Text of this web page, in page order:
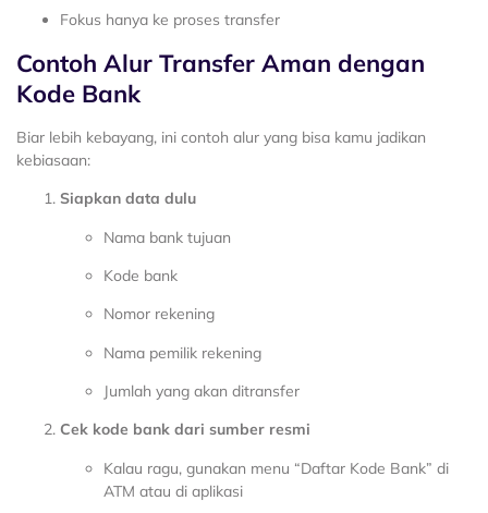
Fokus hanya ke proses transfer
Contoh Alur Transfer Aman dengan
Kode Bank
Biar lebih kebayang, ini contoh alur yang bisa kamu jadikan
kebiasaan:
Siapkan data dulu
Nama bank tujuan
Kode bank
Nomor rekening
Nama pemilik rekening
Jumlah yang akan ditransfer
Cek kode bank dari sumber resmi
Kalau ragu, gunakan menu “Daftar Kode Bank” di
ATM atau di aplikasi